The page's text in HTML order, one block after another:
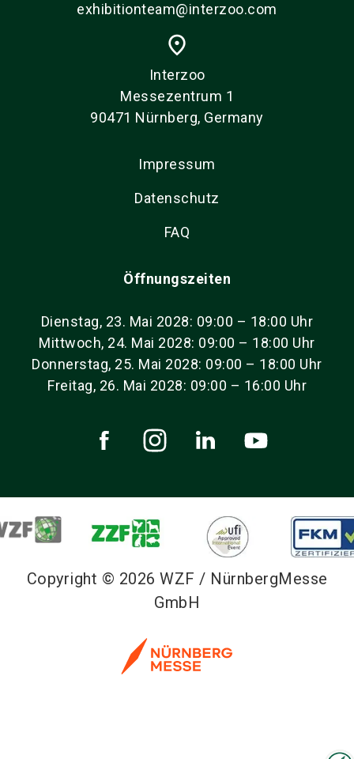
exhibitionteam@interzoo.com
place
Interzoo
Messezentrum 1
90471 Nürnberg, Germany
Impressum
Datenschutz
FAQ
Öffnungszeiten
Dienstag, 23. Mai 2028: 09:00 – 18:00 Uhr
Mittwoch, 24. Mai 2028: 09:00 – 18:00 Uhr
Donnerstag, 25. Mai 2028: 09:00 – 18:00 Uhr
Freitag, 26. Mai 2028: 09:00 – 16:00 Uhr
Copyright © 2026 WZF / NürnbergMesse
GmbH